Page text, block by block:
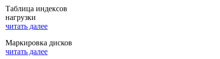
Таблица индексов
нагрузки
читать далее
Маркировка дисков
читать далее